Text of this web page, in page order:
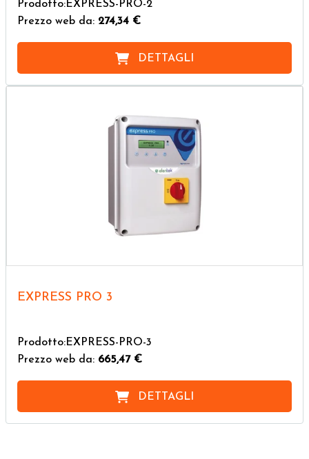
Prodotto:EXPRESS-PRO-2
Prezzo web da: 274,34 €
DETTAGLI
EXPRESS PRO 3
Prodotto:EXPRESS-PRO-3
Prezzo web da: 665,47 €
DETTAGLI